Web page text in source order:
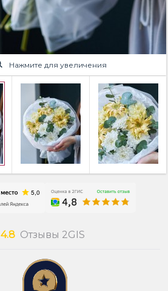
Нажмите для увеличения
4.8 Отзывы 2GIS